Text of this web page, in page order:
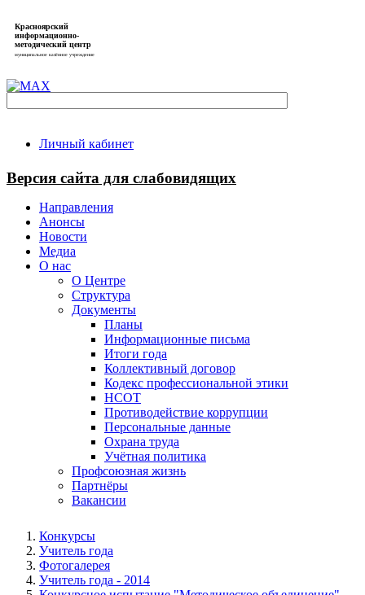
Красноярский
информационно-
методический центр
муниципальное казённое учреждение
Личный кабинет
Версия сайта для слабовидящих
Направления
Анонсы
Новости
Медиа
О нас
О Центре
Структура
Документы
Планы
Информационные письма
Итоги года
Коллективный договор
Кодекс профессиональной этики
НСОТ
Противодействие коррупции
Персональные данные
Охрана труда
Учётная политика
Профсоюзная жизнь
Партнёры
Вакансии
Конкурсы
Учитель года
Фотогалерея
Учитель года - 2014